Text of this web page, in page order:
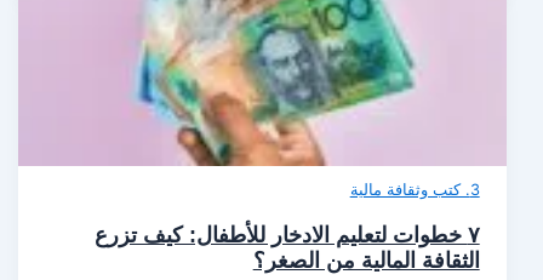
3. كتب وثقافة مالية
٧ خطوات لتعليم الادخار للأطفال: كيف تزرع
الثقافة المالية من الصغر؟